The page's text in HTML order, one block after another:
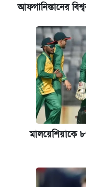
আফগানিস্তানের
মালয়েশিয়াকে